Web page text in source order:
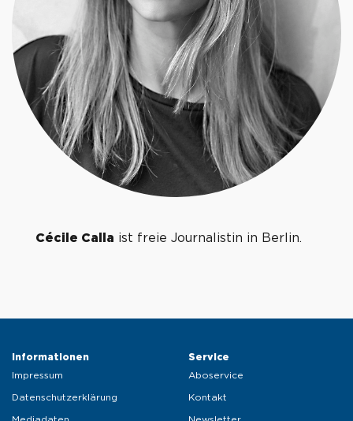
Cécile Calla ist freie Journalistin in Berlin.
Informationen
Impressum
Datenschutzerklärung
Service
Aboservice
Kontakt